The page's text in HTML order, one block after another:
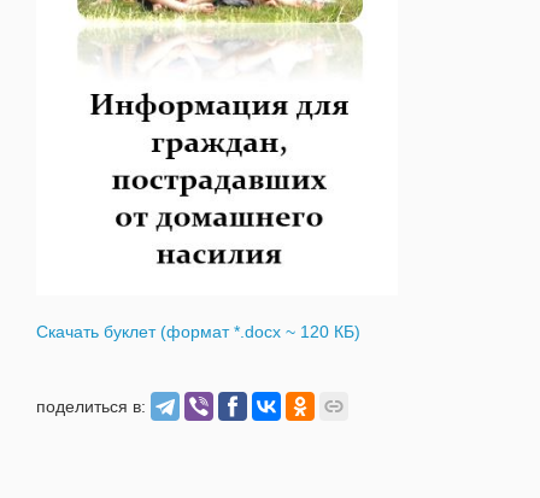
Скачать буклет (формат *.docx ~ 120 КБ)
поделиться в: